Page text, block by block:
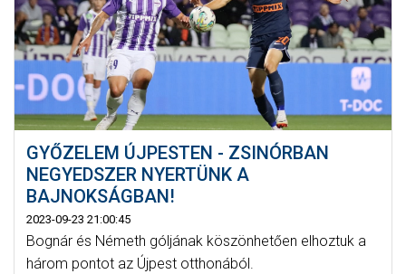
GYŐZELEM ÚJPESTEN - ZSINÓRBAN
NEGYEDSZER NYERTÜNK A
BAJNOKSÁGBAN!
2023-09-23 21:00:45
Bognár és Németh góljának köszönhetően elhoztuk a
három pontot az Újpest otthonából.